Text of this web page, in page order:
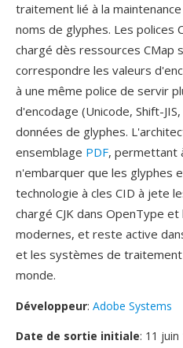
traitement lié à la
noms de glyphes. Les polices
chargé dès ressources CMap
correspondre les valeurs
à une même police de servir
d'encodage (Unicode, Shift-
données de glyphes.
ensemblage PDF, permettant
n'embarquer que les glyphes
technologie à cles CID à jete
chargé CJK dans OpenType
modernes, et reste active
et les systèmes de
monde.
Développeur: Adobe Systems
Date de sortie initiale: 11 juin